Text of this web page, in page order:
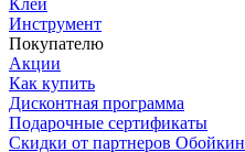
Клей
Инструмент
Покупателю
Акции
Как купить
Дисконтная программа
Подарочные сертификаты
Скидки от партнеров Обойкин